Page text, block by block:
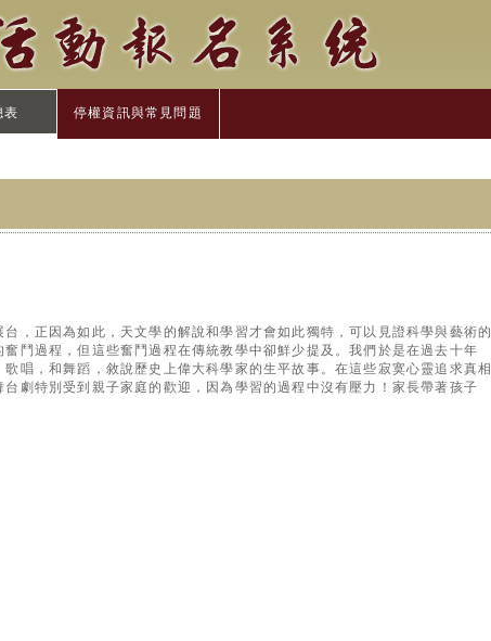
表 停權資訊與常見問題
，正因為如此，天文學的解說和學習才會如此獨特，可以見證科學與藝術的
鬥過程，但這些奮鬥過程在傳統教學中卻鮮少提及。我們於是在過去十年
唱，和舞蹈，敘說歷史上偉大科學家的生平故事。在這些寂寞心靈追求真相
劇特別受到親子家庭的歡迎，因為學習的過程中沒有壓力！家長帶著孩子